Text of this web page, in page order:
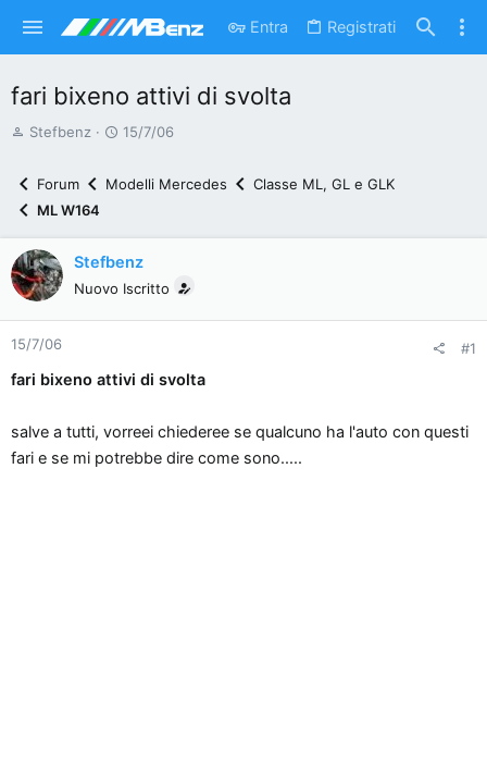
Entra Registrati
fari bixeno attivi di svolta
A
e
d
i
s
c
u
i
o
Stefbenz
D
t
n
i
15/7/06
Forum Modelli Mercedes
Classe ML, GL e GLK
ML W164
Stefbenz
Nuovo Iscritto
15/7/06 #1
fari bixeno attivi di svolta
salve a tutti, vorreei chiederee se qualcuno ha l'auto con questi
fari e se mi potrebbe dire come sono.....